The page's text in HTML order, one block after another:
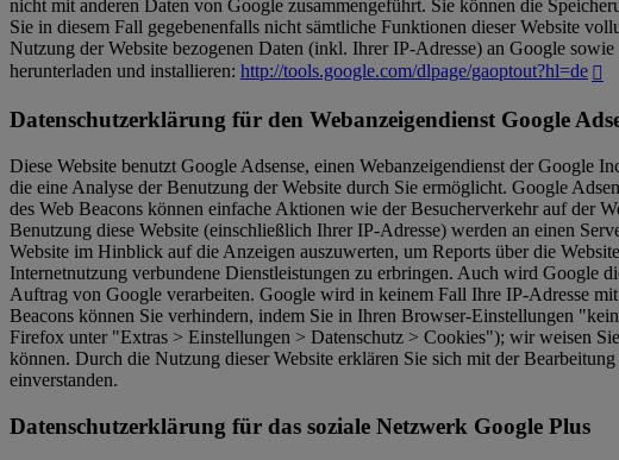
nicht mit anderen Daten von Google zusammengeführt. Sie können die
Sie in diesem Fall gegebenenfalls nicht sämtliche Funktionen dieser Website
Nutzung der Website bezogenen Daten (inkl. Ihrer IP-Adresse) an Google
herunterladen und installieren: http://tools.google.com/dlpage/gaoptout?hl=de
Datenschutzerklärung für den Webanzeigendienst Google
Diese Website benutzt Google Adsense, einen Webanzeigendienst der
die eine Analyse der Benutzung der Website durch Sie ermöglicht. Google
des Web Beacons können einfache Aktionen wie der Besucherverkehr auf der
Benutzung diese Website (einschließlich Ihrer IP-Adresse) werden an einen
Website im Hinblick auf die Anzeigen auszuwerten, um Reports über die
Internetnutzung verbundene Dienstleistungen zu erbringen. Auch wird Google
Auftrag von Google verarbeiten. Google wird in keinem Fall Ihre IP-Adresse
Beacons können Sie verhindern, indem Sie in Ihren Browser-Einstellungen
Firefox unter "Extras > Einstellungen > Datenschutz > Cookies"); wir weisen
können. Durch die Nutzung dieser Website erklären Sie sich mit der
einverstanden.
Datenschutzerklärung für das soziale Netzwerk Google Plus